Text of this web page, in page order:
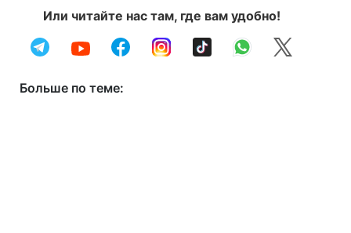
Или читайте нас там, где вам удобно!
Больше по теме: